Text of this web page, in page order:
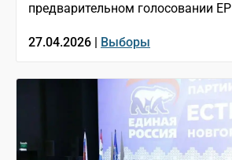
предварительном голосовании ЕР
27.04.2026 | Выборы